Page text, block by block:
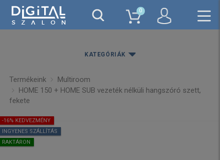
0
KATEGÓRIÁK
Termékeink
Multiroom
HOME 150 + HOME SUB vezeték nélküli hangszóró szett,
fekete
-16% KEDVEZMÉNY
INGYENES SZÁLLÍTÁS
RAKTÁRON